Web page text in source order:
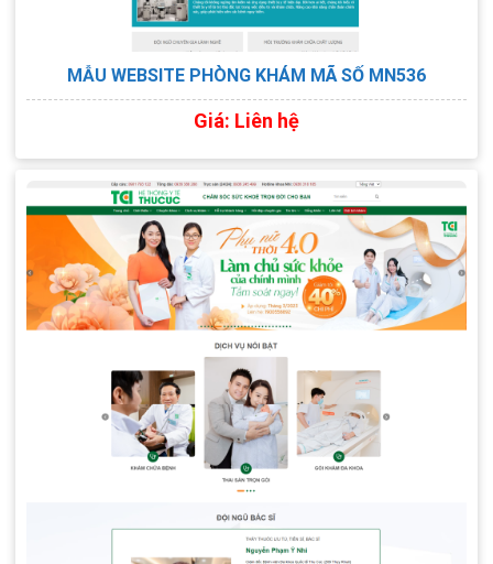
XEM TRỰC TIẾP XEM PDF CHI TIẾT
MẪU WEBSITE PHÒNG KHÁM MÃ SỐ MN536
Giá: Liên hệ